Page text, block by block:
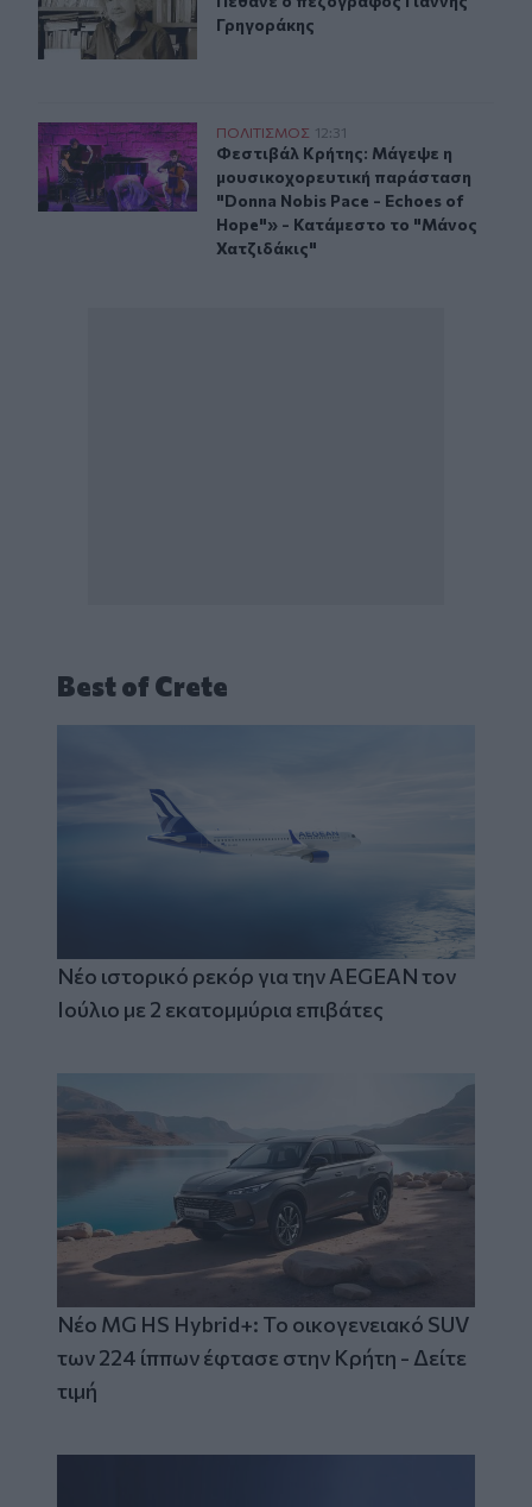
Γρηγοράκης
Φεστιβάλ Κρήτης: Μάγεψε η μουσικοχορευτική
ΠΟΛΙΤΙΣΜΟΣ 12:31
Φεστιβάλ Κρήτης: Μάγεψε η
Φεστιβάλ Κρήτης: Μάγεψε η
μουσικοχορευτική παράσταση
"Donna Nobis Pace - Echoes of
Hope"» - Κατάμεστο το "Μάνος
Χατζιδάκις"
Best of Crete
Νέο ιστορικό ρεκόρ για την AEGEAN τον
Ιούλιο με 2 εκατομμύρια επιβάτες
Νέο MG HS Hybrid+: Το οικογενειακό SUV
των 224 ίππων έφτασε στην Κρήτη - Δείτε
τιμή